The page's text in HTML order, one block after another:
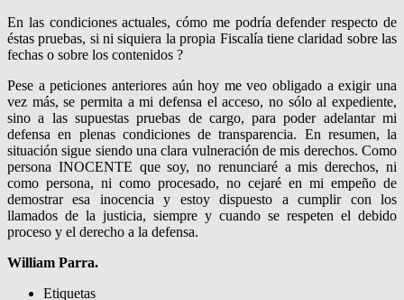
En las condiciones actuales, cómo me podría defender respecto de
éstas pruebas, si ni siquiera la propia Fiscalía tiene claridad sobre las
fechas o sobre los contenidos ?
Pese a peticiones anteriores aún hoy me veo obligado a exigir una
vez más, se permita a mi defensa el acceso, no sólo al expediente,
sino a las supuestas pruebas de cargo, para poder adelantar mi
defensa en plenas condiciones de transparencia. En resumen, la
situación sigue siendo una clara vulneración de mis derechos. Como
persona INOCENTE que soy, no renunciaré a mis derechos, ni
como persona, ni como procesado, no cejaré en mi empeño de
demostrar esa inocencia y estoy dispuesto a cumplir con los
llamados de la justicia, siempre y cuando se respeten el debido
proceso y el derecho a la defensa.
William Parra.
Etiquetas